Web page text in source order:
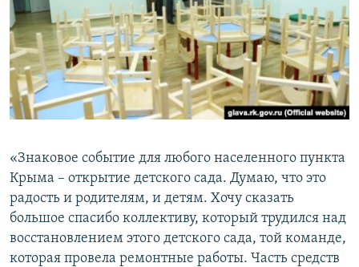
«Знаковое событие для любого населенного пункта
Крыма – открытие детского сада. Думаю, что это
радость и родителям, и детям. Хочу сказать
большое спасибо коллективу, который трудился над
восстановлением этого детского сада, той команде,
которая провела ремонтные работы. Часть средств